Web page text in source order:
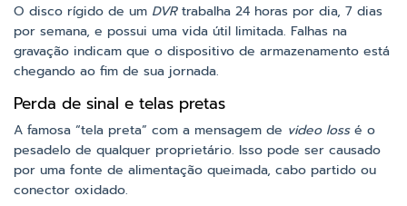
O disco rígido de um DVRtrabalha 24 horas por dia, 7 dias
por semana, e possui uma vida útil limitada. Falhas na
gravação indicam que o dispositivo de armazenamento está
chegando ao fim de sua jornada.
Perda de sinal e telas pretas
A famosa “tela preta” com a mensagem de video lossé o
pesadelo de qualquer proprietário. Isso pode ser causado
por uma fonte de alimentação queimada, cabo partido ou
conector oxidado.